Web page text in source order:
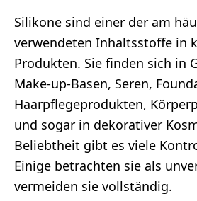
Silikone sind einer der am
verwendeten Inhaltsstoffe in
Produkten. Sie finden sich in
Make-up-Basen, Seren,
Haarpflegeprodukten,
und sogar in dekorativer
Beliebtheit gibt es viele
Einige betrachten sie als
vermeiden sie vollständig.